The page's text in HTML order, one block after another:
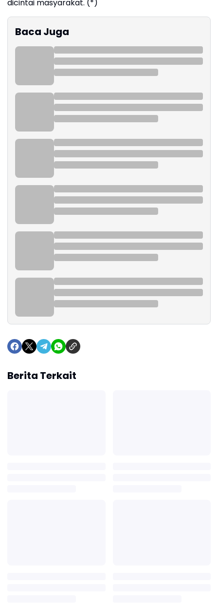
dicintai masyarakat. (*)
Baca Juga
Berita Terkait